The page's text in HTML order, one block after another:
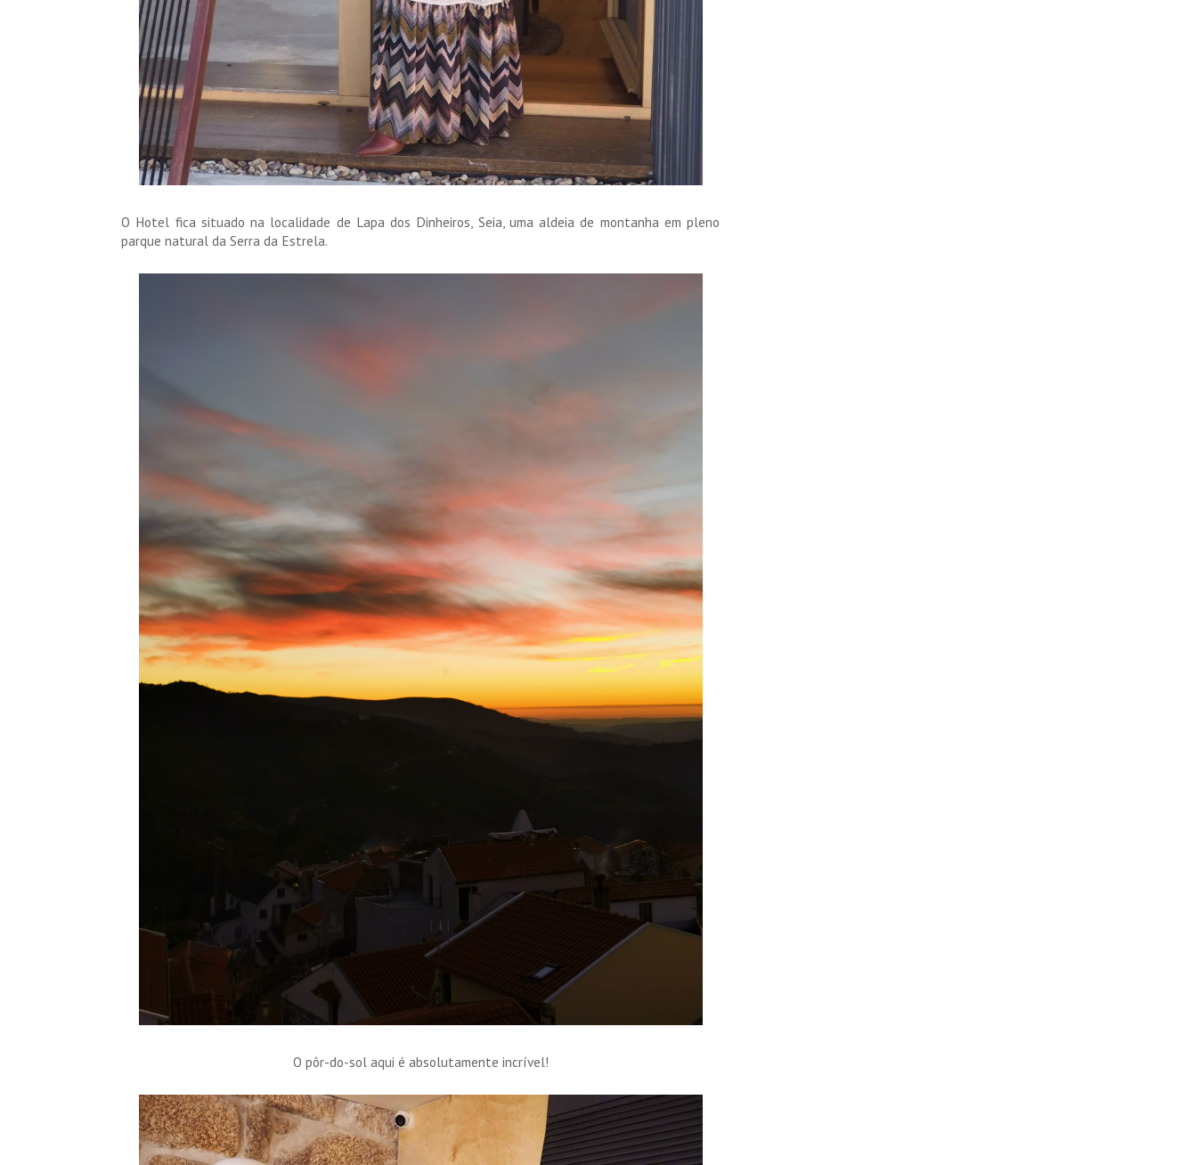
O Hotel fica situado na localidade de Lapa dos Dinheiros, Seia, uma aldeia de montanha em pleno
parque natural da Serra da Estrela.
O pôr-do-sol aqui é absolutamente incrível!